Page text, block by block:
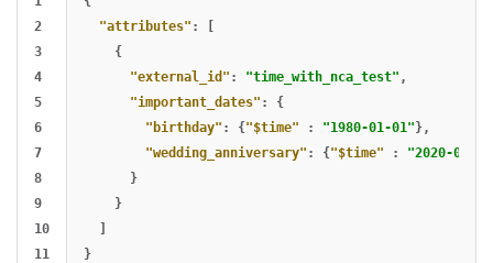
2
3
4
5
6
7
8
9
10
"attributes" :
{
"external_id" : "time_with_nca_test" ,
"important_dates" :
{
"birthday" : { "$time" : "1980-01-01" },
"wedding_anniversary" : { "$time" :
"2020-05-
}
}
}